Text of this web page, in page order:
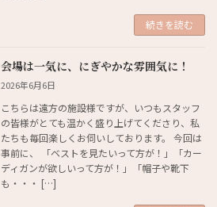
続きを読む
会場は一気に、にぎやかな雰囲気に！
2026年6月6日
こちらは遠方の施設様ですが、いつもスタッフ
の皆様がとても温かく盛り上げてくださり、私
たちも毎回楽しくお伺いしております。 今回は
事前に、 「ベストを見たいって方が！」「カー
ディガンが欲しいって方が！」「帽子や靴下
も・・・ […]